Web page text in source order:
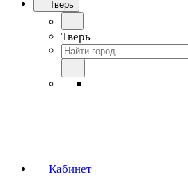
Тверь
Тверь
Кабинет